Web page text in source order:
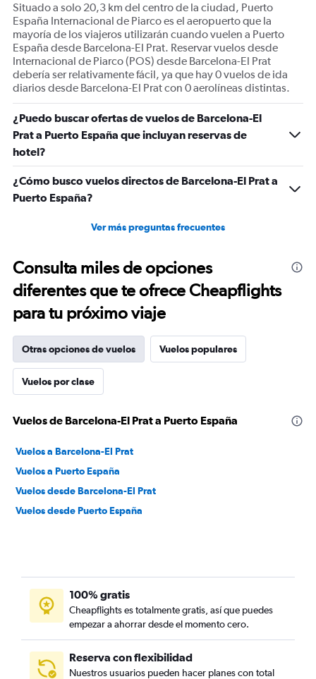
Situado a solo 20,3 km del centro de la ciudad, Puerto
España Internacional de Piarco es el aeropuerto que la
mayoría de los viajeros utilizarán cuando vuelen a Puerto
España desde Barcelona-El Prat. Reservar vuelos desde
Internacional de Piarco (POS) desde Barcelona-El Prat
debería ser relativamente fácil, ya que hay 0 vuelos de ida
diarios desde Barcelona-El Prat con 0 aerolíneas distintas.
¿Puedo buscar ofertas de vuelos de Barcelona-El
Prat a Puerto España que incluyan reservas de
hotel?
¿Cómo busco vuelos directos de Barcelona-El Prat a
Puerto España?
Ver más preguntas frecuentes
Consulta miles de opciones
diferentes que te ofrece Cheapflights
para tu próximo viaje
Otras opciones de vuelos Vuelos populares
Vuelos por clase
Vuelos de Barcelona-El Prat a Puerto España
Vuelos a Barcelona-El Prat
Vuelos a Puerto España
Vuelos desde Barcelona-El Prat
Vuelos desde Puerto España
100% gratis
Cheapflights es totalmente gratis, así que puedes
empezar a ahorrar desde el momento cero.
Reserva con flexibilidad
Nuestros usuarios pueden hacer planes con total